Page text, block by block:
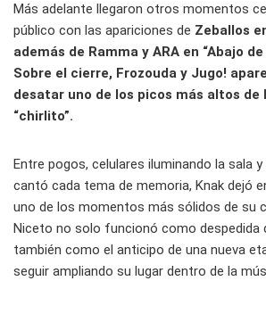
Más adelante llegaron otros momentos
público con las apariciones de Zeballos
además de Ramma y ARA en “Abajo
Sobre el cierre, Frozouda y Jugo!
desatar uno de los picos más altos de
“chirlito”.
Entre pogos, celulares iluminando la sala y
cantó cada tema de memoria, Knak dejó
uno de los momentos más sólidos de su
Niceto no solo funcionó como despedida
también como el anticipo de una nueva
seguir ampliando su lugar dentro de la